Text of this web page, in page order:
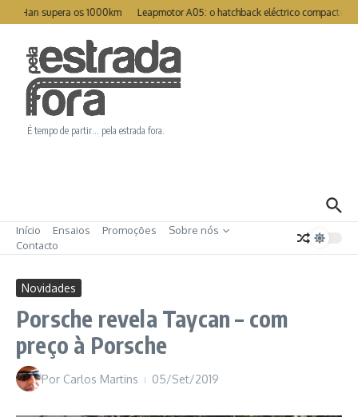
Ir para o conteúdo
Han supera os 1000km Leapmotor A05: o hatchback eléctrico compacto
É tempo de partir… pela estrada fora.
Início Ensaios Promoções
Sobre nós
Contacto
Novidades
Porsche revela Taycan – com
preço à Porsche
Por Carlos Martins 05/Set/2019